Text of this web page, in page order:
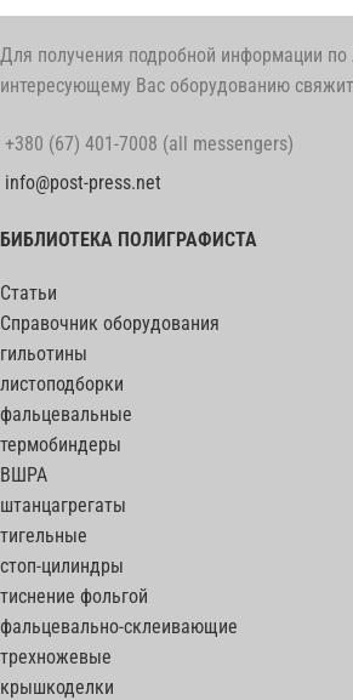
Для получения подробной информации
интересующему Вас оборудованию
+380 (67) 401-7008 (all messengers)
info@post-press.net
БИБЛИОТЕКА ПОЛИГРАФИСТА
Статьи
Справочник оборудования
гильотины
листоподборки
фальцевальные
термобиндеры
ВШРА
штанцагрегаты
тигельные
стоп-цилиндры
тиснение фольгой
фальцевально-склеивающие
трехножевые
крышкоделки